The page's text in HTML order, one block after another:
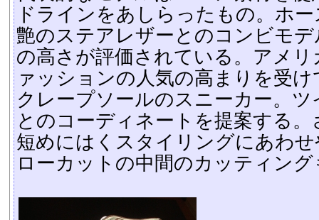
ドラインをあしらったもの。ホ
艶のステアレザーとのコンビモ
の高さが評価されている。アメ
ァッションの人気の高まりを受
クレープソールのスニーカー。
とのコーディネートを提案する
短めにはくスタイリングにあわ
ローカットの中間のカッティン